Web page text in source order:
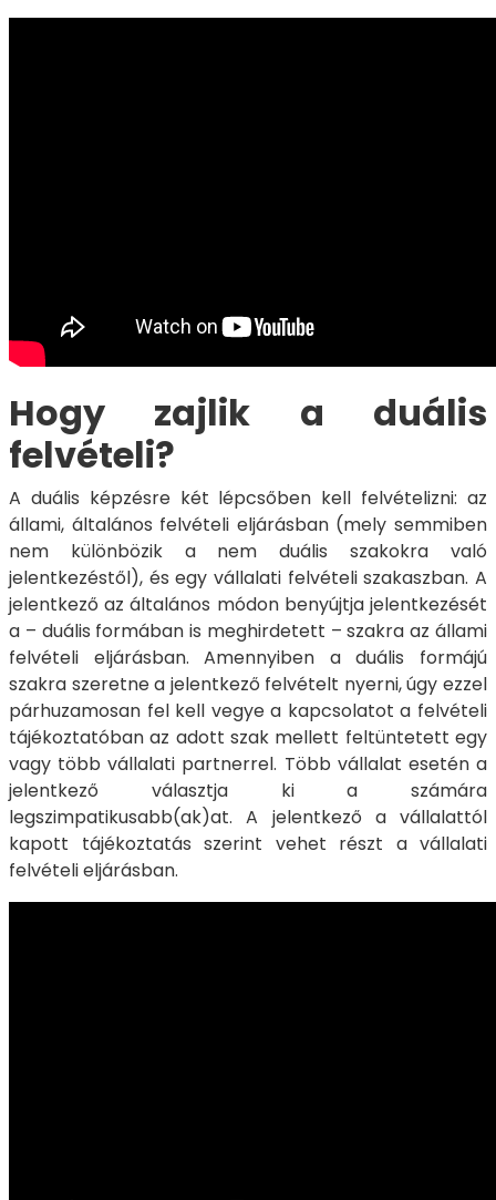
Hogy zajlik a duális
felvételi?
A duális képzésre két lépcsőben kell felvételizni: az
állami, általános felvételi eljárásban (mely semmiben
nem különbözik a nem duális szakokra való
jelentkezéstől), és egy vállalati felvételi szakaszban. A
jelentkező az általános módon benyújtja jelentkezését
a – duális formában is meghirdetett – szakra az állami
felvételi eljárásban. Amennyiben a duális formájú
szakra szeretne a jelentkező felvételt nyerni, úgy ezzel
párhuzamosan fel kell vegye a kapcsolatot a felvételi
tájékoztatóban az adott szak mellett feltüntetett egy
vagy több vállalati partnerrel. Több vállalat esetén a
jelentkező választja ki a számára
legszimpatikusabb(ak)at. A jelentkező a vállalattól
kapott tájékoztatás szerint vehet részt a vállalati
felvételi eljárásban.